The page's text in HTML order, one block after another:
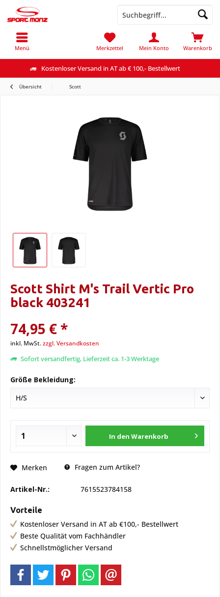
Kostenloser Versand in AT ab € 100,- Bestellwert
Menü Warenkorb
Merkzettel Mein Konto
Übersicht Scott
Scott Shirt M's Trail Vertic Pro
black 403241
74,95 € *
inkl. MwSt.zzgl. Versandkosten
Sofort versandfertig, Lieferzeit ca. 1-3 Werktage
Größe Bekleidung:
In den Warenkorb
Merken Fragen zum Artikel?
Artikel-Nr.: 7615523784158
Vorteile
Kostenloser Versand in AT ab €100,- Bestellwert
Beste Qualität vom Fachhändler
Schnellstmöglicher Versand